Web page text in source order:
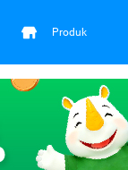
Produk